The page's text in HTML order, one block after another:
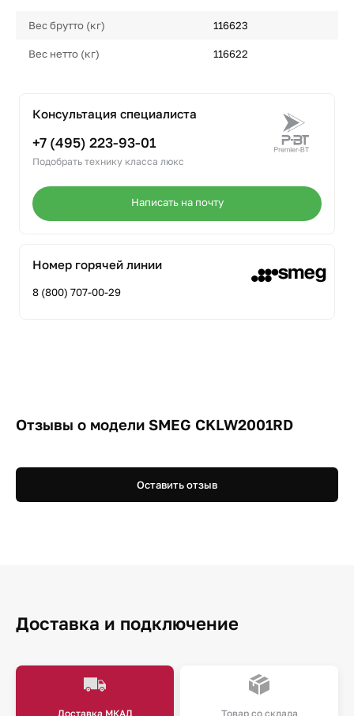
Вес брутто (кг) 116623
Вес нетто (кг) 116622
Консультация специалиста
+7 (495) 223-93-01
Подобрать технику класса люкс
Написать на почту
Номер горячей линии
8 (800) 707-00-29
Отзывы о модели SMEG CKLW2001RD
Оставить отзыв
Доставка и подключение
Доставка МКАД Товар со склада